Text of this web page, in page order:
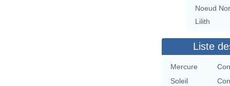
Noeud
Lilith
Liste
Mercure
Soleil